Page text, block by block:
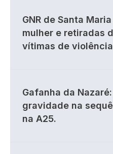
GNR de Santa
mulher e retiradas
vítimas de
Gafanha da
gravidade na
na A25.